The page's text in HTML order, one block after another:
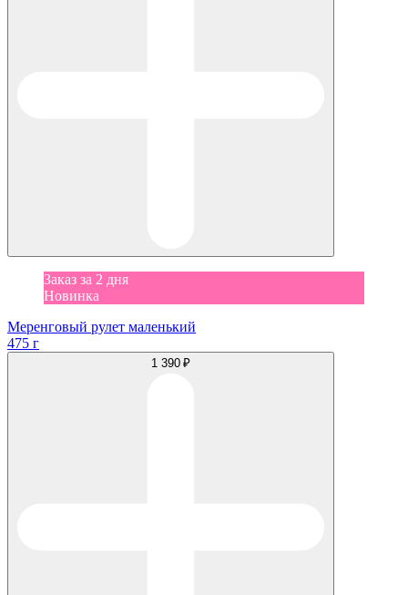
Заказ за 2 дня
Новинка
Меренговый рулет маленький
475 г
1 390 ₽